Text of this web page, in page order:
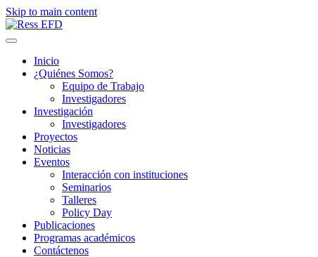
Skip to main content
Inicio
¿Quiénes Somos?
Equipo de Trabajo
Investigadores
Investigación
Investigadores
Proyectos
Noticias
Eventos
Interacción con instituciones
Seminarios
Talleres
Policy Day
Publicaciones
Programas académicos
Contáctenos